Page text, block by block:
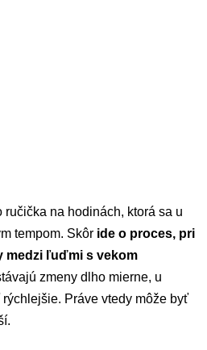
ručička na hodinách, ktorá sa u
tempom. Skôr ide o proces, pri
medzi ľuďmi s vekom
zmeny dlho mierne, u
Práve vtedy môže byť